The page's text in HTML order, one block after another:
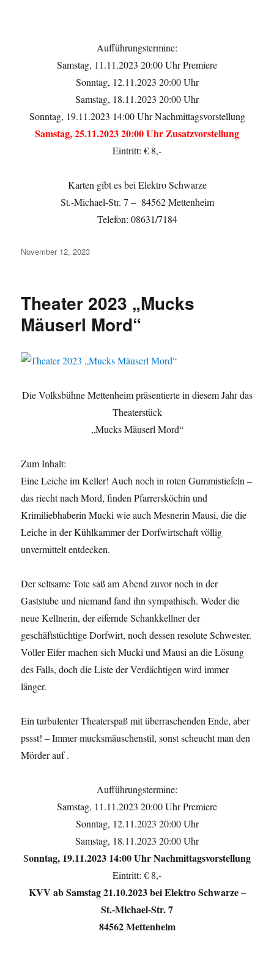
Aufführungstermine:
Samstag, 11.11.2023 20:00 Uhr Premiere
Sonntag, 12.11.2023 20:00 Uhr
Samstag, 18.11.2023 20:00 Uhr
Sonntag, 19.11.2023 14:00 Uhr Nachmittagsvorstellung
Samstag, 25.11.2023 20:00 Uhr Zusatzvorstellung
Eintritt: € 8,-
Karten gibt es bei Elektro Schwarze
St.-Michael-Str. 7 – 84562 Mettenheim
Telefon: 08631/7184
Veröffentlicht
November 12, 2023
Theater 2023 „Mucks
Mäuserl Mord“
Die Volksbühne Mettenheim präsentierte in diesem Jahr das
Theaterstück
„Mucks Mäuserl Mord“
Zum Inhalt:
Eine Leiche im Keller! Auch noch in roten Gummistiefeln –
das riecht nach Mord, finden Pfarrersköchin und
Krimiliebhaberin Mucki wie auch Mesnerin Mausi, die die
Leiche in der Kühlkammer der Dorfwirtschaft völlig
unvermittelt entdecken.
Der seltsame Tote saß am Abend zuvor noch in der
Gaststube und niemand fand ihn sympathisch. Weder die
neue Kellnerin, der eifernde Schankkellner der
geschäftstüchtige Dorfwirt, noch dessen resolute Schwester.
Voller Eifer machen sich Mucki und Mausi an die Lösung
des Falls, doch die Liste der Verdächtigen wird immer
länger.
Ein turbulenter Theaterspaß mit überraschenden Ende, aber
pssst! – Immer mucksmäuschenstil, sonst scheucht man den
Mörder auf .
Aufführungstermine:
Samstag, 11.11.2023 20:00 Uhr Premiere
Sonntag, 12.11.2023 20:00 Uhr
Samstag, 18.11.2023 20:00 Uhr
Sonntag, 19.11.2023 14:00 Uhr Nachmittagsvorstellung
Eintritt: € 8,-
KVV ab Samstag 21.10.2023 bei Elektro Schwarze –
St.-Michael-Str. 7
84562 Mettenheim